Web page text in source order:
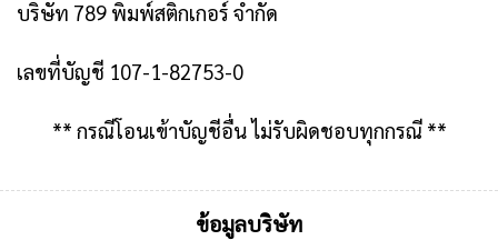
บริษัท 789 พิมพ์สติกเกอร์ จำกัด
เลขที่บัญชี 107-1-82753-0
** กรณีโอนเข้าบัญชีอื่น ไม่รับผิดชอบทุกกรณี **
ข้อมูลบริษัท